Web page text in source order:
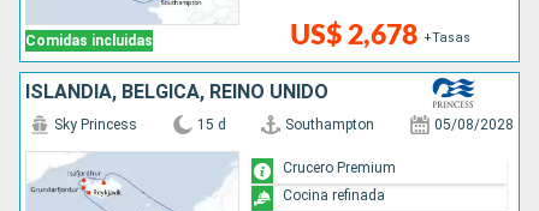
Comidas incluidas US$ 2,678 +Tasas
ISLANDIA, BÉLGICA, REINO UNIDO
Sky Princess 15 d Southampton 05/08/2028
Crucero Premium
Cocina refinada